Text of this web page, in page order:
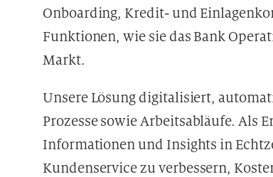
Onboarding, Kredit- und
Funktionen, wie sie das Bank
Markt.
Unsere Lösung digitalisiert,
Prozesse sowie Arbeitsabläufe. Als
Informationen und Insights in
Kundenservice zu verbessern,